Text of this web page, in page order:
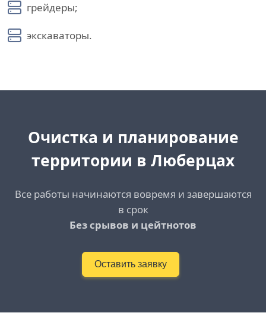
грейдеры;
экскаваторы.
Очистка и планирование
территории в Люберцах
Все работы начинаются вовремя и завершаются
в срок
Без срывов и цейтнотов
Оставить заявку